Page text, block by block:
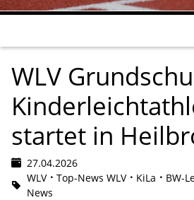
WLV
startet in
27.04.2026
WLV
Top-News WLV KiLa BW-
News